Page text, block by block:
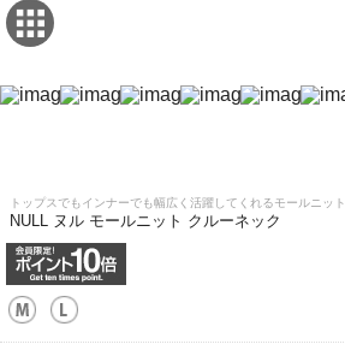
トップスでもインナーでも幅広く活躍してくれるモールニット
NULL ヌル モールニット クルーネック